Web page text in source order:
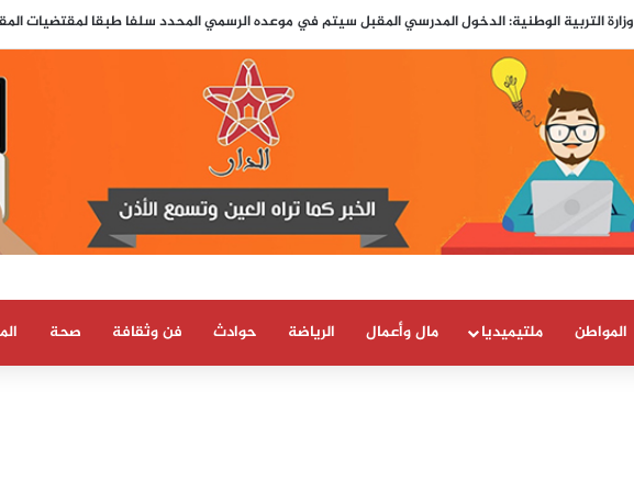
وزارة التربية الوطنية: الدخول المدرسي المقبل سیتم في موعده الرسمي المحدد سلفا طبقا لمقتضیات المقرر
المواطن ملتيميديا مال وأعمال الرياضة حوادث فن وثقافة صحة